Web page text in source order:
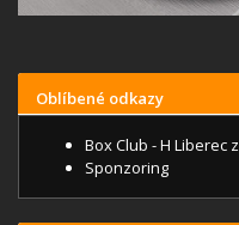
Oblíbené odkazy
Box Club - H Liberec
Sponzoring